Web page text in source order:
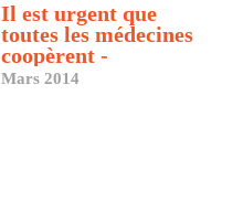
Il est urgent que
toutes les médecines
coopèrent -
Psychologies
Mars 2014